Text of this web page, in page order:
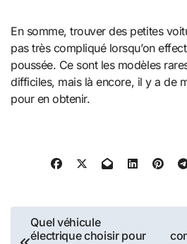
En somme, trouver des petites
pas très compliqué lorsqu’on
poussée. Ce sont les modèles
difficiles, mais là encore, il y a de
pour en obtenir.
Navigation
Quel véhicule
électrique choisir pour